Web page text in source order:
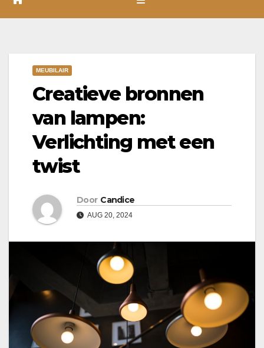
MEUBILAIR
Creatieve bronnen
van lampen:
Verlichting met een
twist
Door Candice
AUG 20, 2024